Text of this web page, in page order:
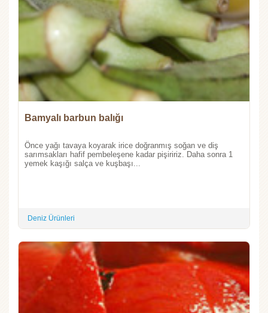
Bamyalı barbun balığı
Önce yağı tavaya koyarak irice doğranmış soğan ve diş
sarımsakları hafif pembeleşene kadar pişiririz. Daha sonra 1
yemek kaşığı salça ve kuşbaşı...
Deniz Ürünleri